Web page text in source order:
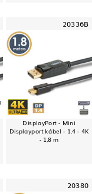
20336B
DisplayPort - Mini
Displayport kábel - 1.4 - 4K
- 1,8 m
20380